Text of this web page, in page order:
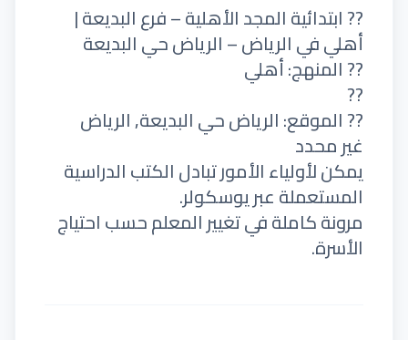
?? ابتدائية المجد الأهلية – فرع البديعة |
أهلي في الرياض – الرياض حي البديعة
?? المنهج: أهلي
??
?? الموقع: الرياض حي البديعة, الرياض
غير محدد
يمكن لأولياء الأمور تبادل الكتب الدراسية
المستعملة عبر يوسكولر.
مرونة كاملة في تغيير المعلم حسب احتياج
الأسرة.